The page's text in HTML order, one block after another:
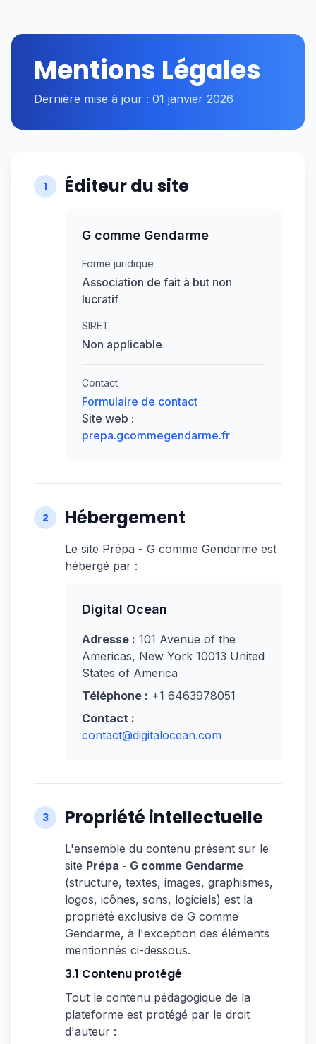
Mentions Légales
Dernière mise à jour : 01 janvier 2026
1 Éditeur du site
G comme Gendarme
Forme juridique
Association de fait à but non
lucratif
SIRET
Non applicable
Contact
Formulaire de contact
Site web :
prepa.gcommegendarme.fr
2 Hébergement
Le site Prépa - G comme Gendarme est
hébergé par :
Digital Ocean
Adresse : 101 Avenue of the
Americas, New York 10013 United
States of America
Téléphone : +1 6463978051
Contact :
contact@digitalocean.com
3 Propriété intellectuelle
L'ensemble du contenu présent sur le
site Prépa - G comme Gendarme
(structure, textes, images, graphismes,
logos, icônes, sons, logiciels) est la
propriété exclusive de G comme
Gendarme, à l'exception des éléments
mentionnés ci-dessous.
3.1 Contenu protégé
Tout le contenu pédagogique de la
plateforme est protégé par le droit
d'auteur :